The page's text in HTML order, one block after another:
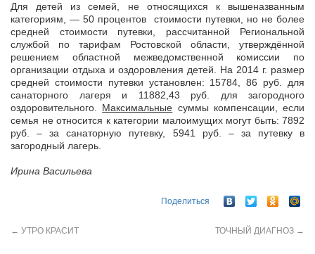
Для детей из семей, не относящихся к вышеназванным
категориям, — 50 процентов стоимости путевки, но не более
средней стоимости путевки, рассчитанной Региональной
службой по тарифам Ростовской области, утверждённой
решением областной межведомственной комиссии по
организации отдыха и оздоровления детей. На 2014 г. размер
средней стоимости путевки установлен: 15784, 86 руб. для
санаторного лагеря и 11882,43 руб. для загородного
оздоровительного. Максимальные суммы компенсации, если
семья не относится к категории малоимущих могут быть: 7892
руб. – за санаторную путевку, 5941 руб. – за путевку в
загородный лагерь.
Ирина Васильева
Поделиться
← УТРО КРАСИТ ТОЧНЫЙ ДИАГНОЗ →